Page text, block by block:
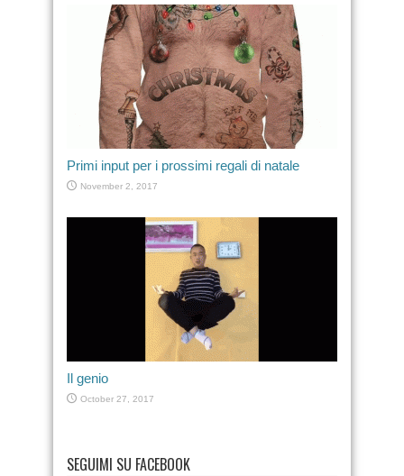
Primi input per i prossimi regali di natale
November 2, 2017
Il genio
October 27, 2017
SEGUIMI SU FACEBOOK